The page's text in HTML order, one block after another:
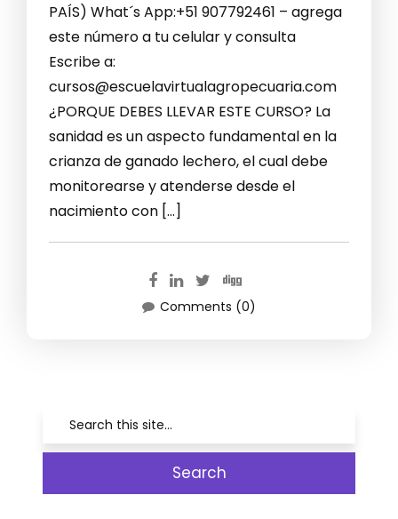
PAÍS) What´s App:+51 907792461 – agrega
este número a tu celular y consulta
Escribe a:
cursos@escuelavirtualagropecuaria.com
¿PORQUE DEBES LLEVAR ESTE CURSO? La
sanidad es un aspecto fundamental en la
crianza de ganado lechero, el cual debe
monitorearse y atenderse desde el
nacimiento con […]
Comments (0)